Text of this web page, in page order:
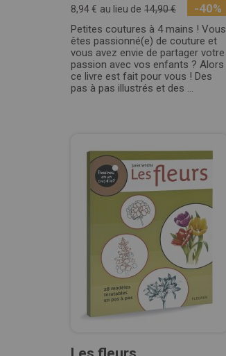
8,94 € au lieu de 14,90 € -40%
Petites coutures à 4 mains ! Vous
êtes passionné(e) de couture et
vous avez envie de partager votre
passion avec vos enfants ? Alors
ce livre est fait pour vous ! Des
pas à pas illustrés et des ...